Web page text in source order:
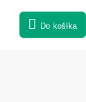
Do košíka